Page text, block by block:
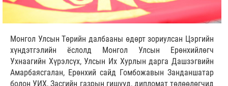
Монгол Улсын Төрийн далбааны өдөрт зориулсан Цэргийн
хүндэтгэлийн ёслолд Монгол Улсын Ерөнхийлөгч
Ухнаагийн Хүрэлсүх, Улсын Их Хурлын дарга Дашзэгвийн
Амарбаясгалан, Ерөнхий сайд Гомбожавын Занданшатар
болон УИХ, Засгийн газрын гишүүд, дипломат төлөөлөгчид